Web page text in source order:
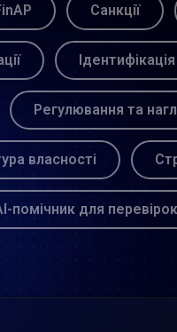
Санкції
Регулювання та
власності
помічник для перевірок